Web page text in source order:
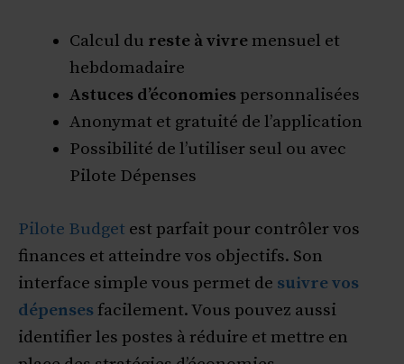
Calcul du reste à vivre mensuel et
hebdomadaire
Astuces d’économies personnalisées
Anonymat et gratuité de l’application
Possibilité de l’utiliser seul ou avec
Pilote Dépenses
Pilote Budget est parfait pour contrôler vos
finances et atteindre vos objectifs. Son
interface simple vous permet de suivre vos
dépensesfacilement. Vous pouvez aussi
identifier les postes à réduire et mettre en